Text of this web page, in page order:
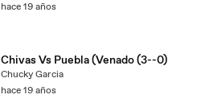
hace 19 años
Chivas Vs Puebla (Venado (3--0)
Chucky Garcia
hace 19 años